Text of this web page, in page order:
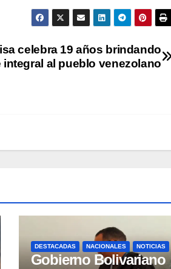
celebra 19 años brindando
al pueblo venezolano
DESTACADAS NACIONALES NOTICIAS
Gobierno Bolivariano